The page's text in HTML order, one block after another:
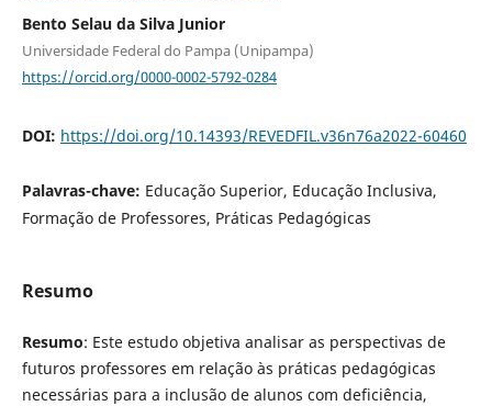
Bento Selau da Silva Junior
Universidade Federal do Pampa (Unipampa)
https://orcid.org/0000-0002-5792-0284
DOI: https://doi.org/10.14393/REVEDFIL.v36n76a2022-60460
Palavras-chave: Educação Superior, Educação Inclusiva,
Formação de Professores, Práticas Pedagógicas
Resumo
Resumo: Este estudo objetiva analisar as perspectivas de
futuros professores em relação às práticas pedagógicas
necessárias para a inclusão de alunos com deficiência,